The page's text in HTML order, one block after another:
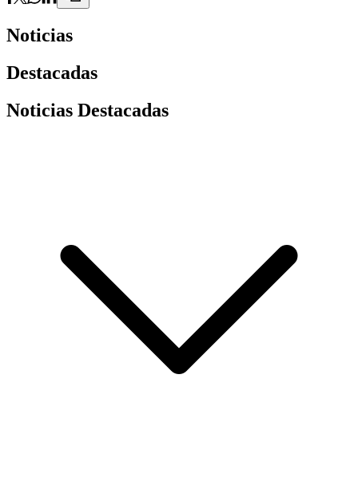
Noticias
Destacadas
Noticias Destacadas